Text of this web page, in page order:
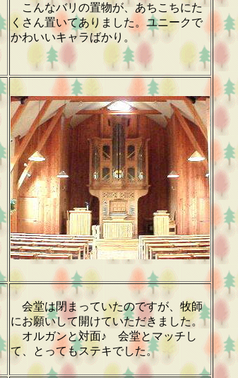
こんなバリの置物が、あちこちにた
くさん置いてありました。ユニークで
かわいいキャラばかり。
会堂は閉まっていたのですが、牧師
にお願いして開けていただきました。
オルガンと対面♪ 会堂とマッチし
て、とってもステキでした。